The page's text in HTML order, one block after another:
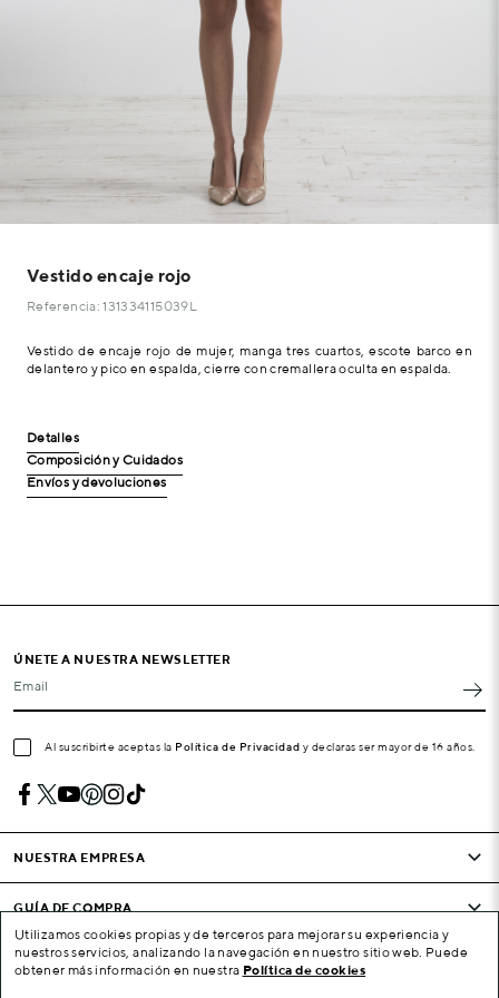
Vestido encaje rojo
Referencia: 131334115039L
Vestido de encaje rojo de mujer, manga tres cuartos, escote barco en
delantero y pico en espalda, cierre con cremallera oculta en espalda.
Detalles
Composición y Cuidados
Envíos y devoluciones
ÚNETE A NUESTRA NEWSLETTER
Email
Al suscribirte aceptas la Política de Privacidad y declaras ser mayor de 16 años.
NUESTRA EMPRESA
GUÍA DE COMPRA
CONDICIONES Y EMPRESA
Utilizamos cookies propias y de terceros para mejorar su experiencia y
nuestros servicios, analizando la navegación en nuestro sitio web. Puede
obtener más información en nuestra Política de cookies